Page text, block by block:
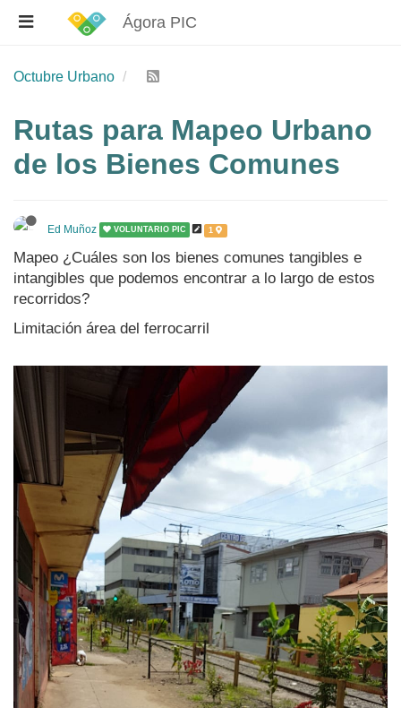
Ágora PIC
Octubre Urbano
Rutas para Mapeo Urbano
de los Bienes Comunes
Ed Muñoz VOLUNTARIO PIC 1
Mapeo ¿Cuáles son los bienes comunes tangibles e
intangibles que podemos encontrar a lo largo de estos
recorridos?
Limitación área del ferrocarril